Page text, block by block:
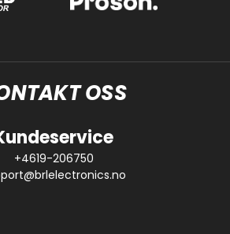
OSS
+4619-206750